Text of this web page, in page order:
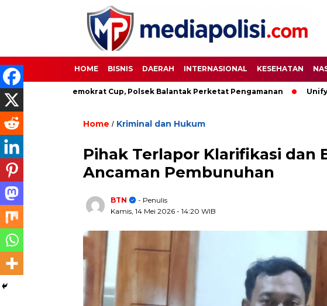
HOME BISNIS DAERAH INTERNASIONAL KESEHATAN
Demokrat Cup, Polsek Balantak Perketat Pengamanan Unifying the
Home / Kriminal dan Hukum
Pihak Terlapor Klarifikasi dan
Ancaman Pembunuhan
BTN
- Penulis
Kamis, 14 Mei 2026 - 14:20 WIB